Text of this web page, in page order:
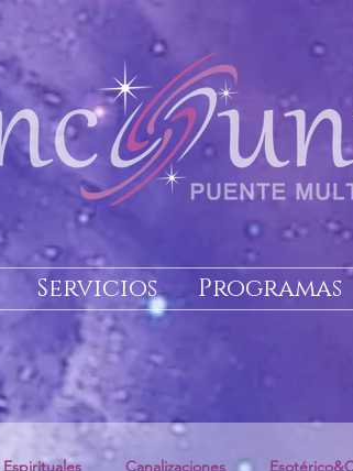
Canalizaciones
Servicios Programas